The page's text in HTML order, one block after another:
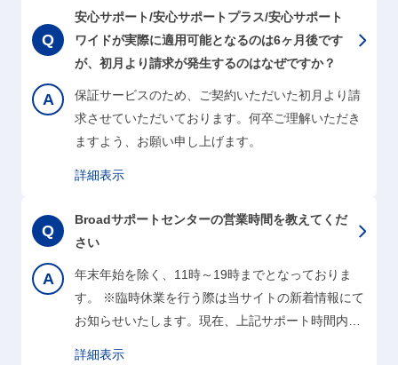
度々発生して使い勝手が悪い、料金を見直したいと
考えておられるのでしたら、一度『いつでも解約サ
ポート』窓口までお気軽にお問い合わせください。
こちらから確認をお願いします。
安心サポート/安心サポートプラス/安心サポート
ワイドが実際に適用可能となるのは6ヶ月後です
が、初月より請求が発生するのはなぜですか？
保証サービスのため、ご契約いただいた初月より請
求させていただいております。何卒ご理解いただき
ますよう、お願い申し上げます。
詳細表示
Broadサポートセンターの営業時間を教えてくだ
さい
年末年始を除く、11時～19時までとなっておりま
す。 ※臨時休業を行う際は当サイトの新着情報にて
お知らせいたします。現在、上記サポート時間内に
詳細表示